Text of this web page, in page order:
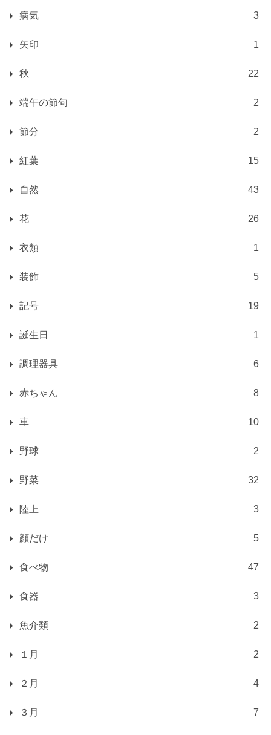
病気 3
矢印 1
秋 22
端午の節句 2
節分 2
紅葉 15
自然 43
花 26
衣類 1
装飾 5
記号 19
誕生日 1
調理器具 6
赤ちゃん 8
車 10
野球 2
野菜 32
陸上 3
顔だけ 5
食べ物 47
食器 3
魚介類 2
１月 2
２月 4
３月 7